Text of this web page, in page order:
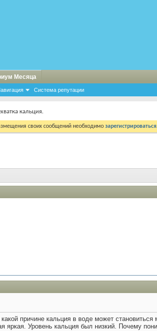
Система репутации
Месяца
кальция.
своих сообщений необходимо зарегистрироваться
причине кальция в воде может
яркая. Уровень кальция был низкий. Почему